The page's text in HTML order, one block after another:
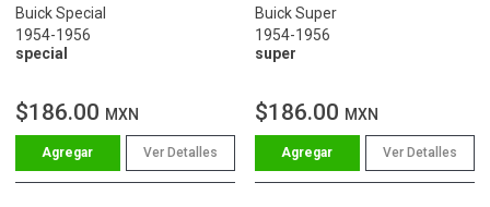
Buick Special
1954-1956
special
$186.00 MXN
Ver Detalles
Buick Super
1954-1956
super
$186.00 MXN
Ver Detalles